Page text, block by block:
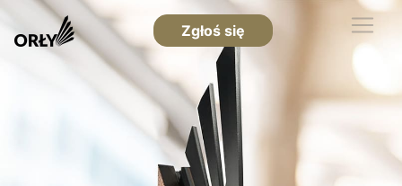
Zgłoś się